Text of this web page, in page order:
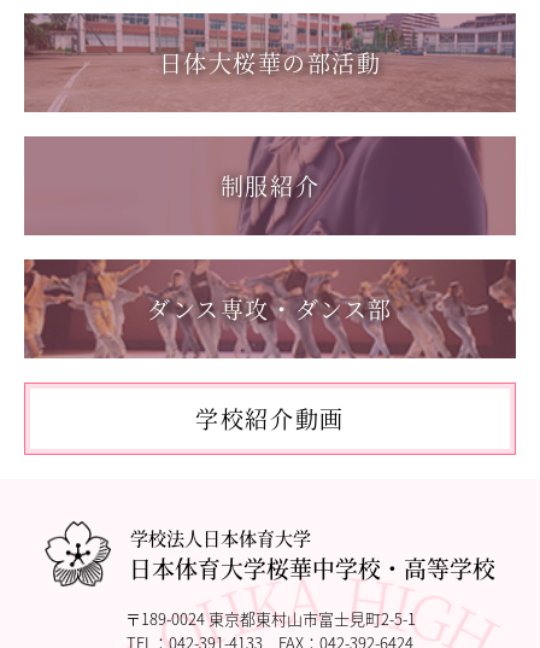
2025.08.22
第55回全国中学校バスケットボール大会 サンアリーナせ
んだいin鹿児島
1学年総合スポーツコース キャンプ実習を実施しまし
た
2026.06.05
「日本選手権水泳競技大会」に出場しました。
「59th Japan Rookies Cup 2026」に出場しました。
2026.05.17
「第62回東日本選手権大会」に出場しました。
2026.05.10
「国民スポーツ大会東京都予選」に出場しました。
2026.05.03
「THE DANCE WORLDS 2026」に出場しました。
日体大桜華の部活動
制服紹介
ダンス専攻・ダンス部
学校紹介動画
学校法人日本体育大学
日本体育大学桜華中学校・高等学校
〒189-0024 東京都東村山市富士見町2-5-1
TEL：042-391-4133 FAX：042-392-6424